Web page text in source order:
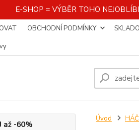
E-SHOP = VÝBĚR TOHO
OBCHODNÍ PODMÍNKY
až -60%
Úvod